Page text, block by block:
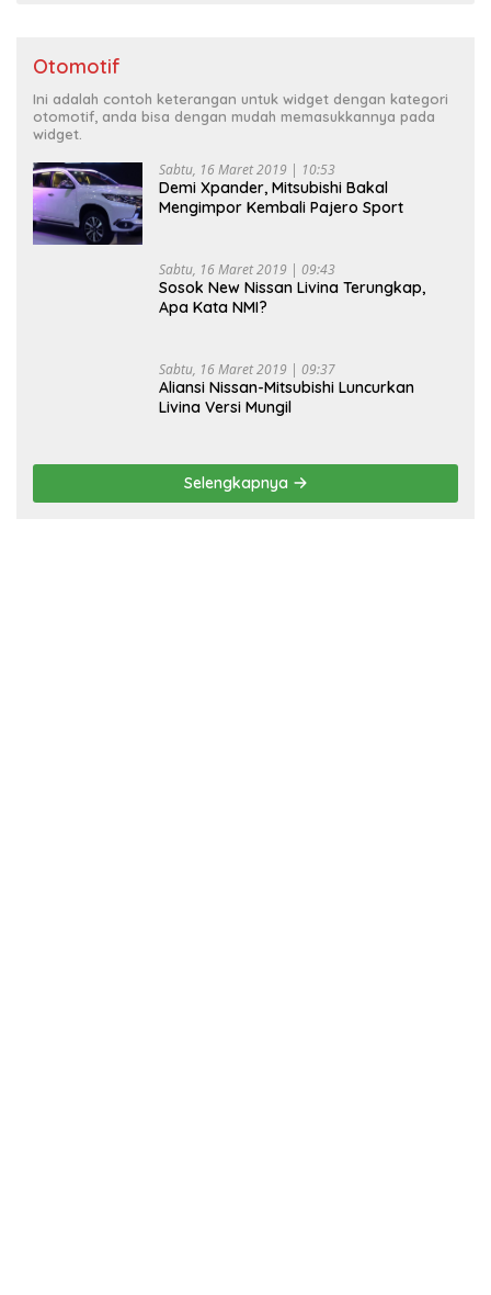
Otomotif
Ini adalah contoh keterangan untuk widget dengan kategori
otomotif, anda bisa dengan mudah memasukkannya pada
widget.
Sabtu, 16 Maret 2019 | 10:53
Demi Xpander, Mitsubishi Bakal
Mengimpor Kembali Pajero Sport
Sabtu, 16 Maret 2019 | 09:43
Sosok New Nissan Livina Terungkap,
Apa Kata NMI?
Sabtu, 16 Maret 2019 | 09:37
Aliansi Nissan-Mitsubishi Luncurkan
Livina Versi Mungil
Selengkapnya